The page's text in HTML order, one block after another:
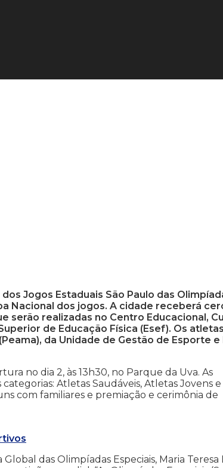
Jogos Estaduais São Paulo das
Nacional dos jogos. A cidade receberá
serão realizadas no Centro Educacional,
de Educação Física (Esef). Os
da Unidade de Gestão de Esporte e
no dia 2, às 13h30, no Parque da Uva. As
Atletas Saudáveis, Atletas Jovens
com familiares e premiação e cerimônia de
das Olimpíadas Especiais, Maria Teresa